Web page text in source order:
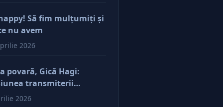
Să fim mulţumiţi şi
nu avem
2026
povară, Gică Hagi:
transmiterii
şi a mentalităţii o
2026